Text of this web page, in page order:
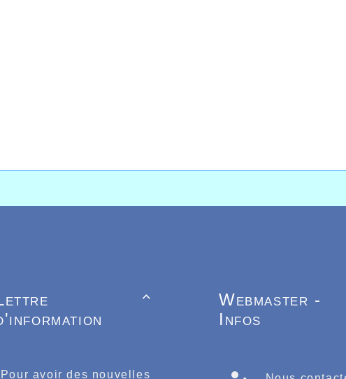

Pour avoir des nouvelles
Webmaster -
Infos